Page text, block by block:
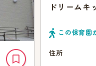
ドリームキ
この保育園
住所